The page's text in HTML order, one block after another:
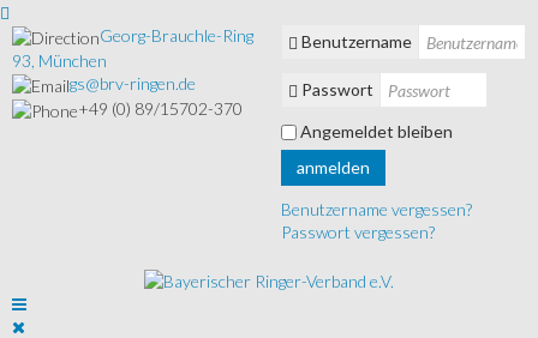
Georg-Brauchle-Ring
93, München
gs@brv-ringen.de
+49 (0) 89/15702-370
Benutzername
Passwort
Angemeldet bleiben
anmelden
Benutzername vergessen?
Passwort vergessen?